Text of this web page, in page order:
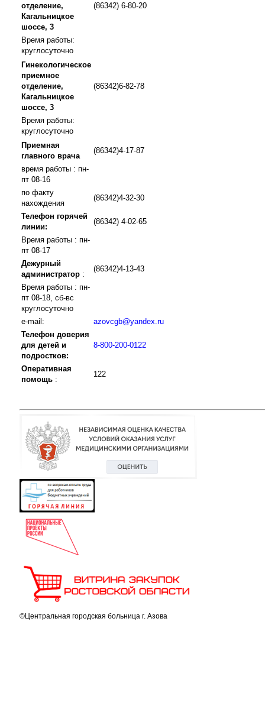
отделение,
Кагальницкое
шоссе, 3
(86342) 6-80-20
Время работы:
круглосуточно
Гинекологическое
приемное
отделение,
Кагальницкое
шоссе, 3
(86342)6-82-78
Время работы:
круглосуточно
Приемная
главного врача
(86342)4-17-87
время работы : пн-
пт 08-16
по факту
нахождения
(86342)4-32-30
Телефон горячей
линии:
(86342) 4-02-65
Время работы : пн-
пт 08-17
Дежурный
администратор :
(86342)4-13-43
Время работы : пн-
пт 08-18, сб-вс
круглосуточно
e-mail:
azovcgb@yandex.ru
Телефон доверия
для детей и
подростков:
8-800-200-0122
Оперативная
помощь :
122
©Центральная городская больница г. Азова